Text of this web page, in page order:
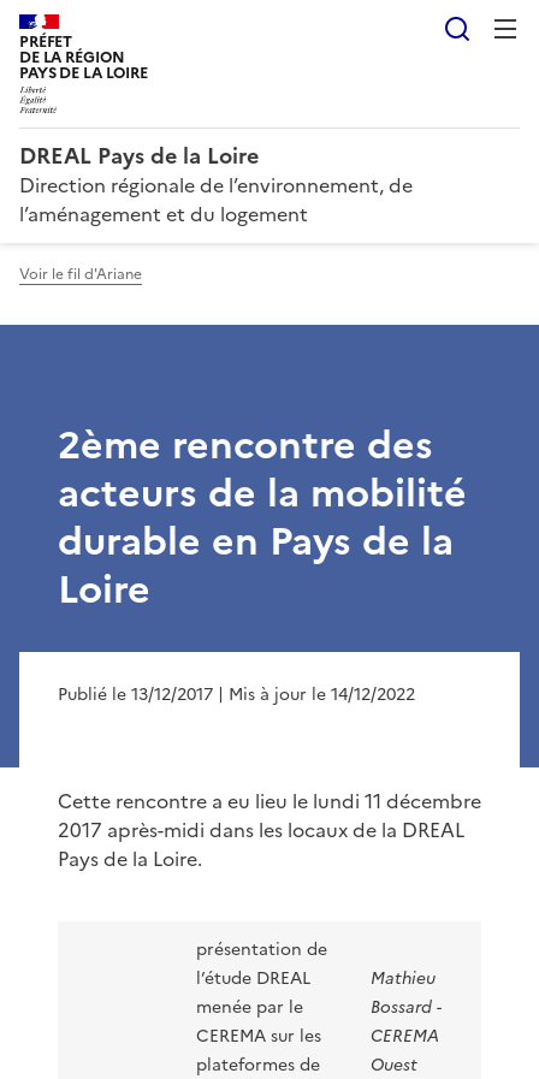
PRÉFET
DE LA RÉGION
PAYS DE LA LOIRE
DREAL Pays de la Loire
Direction régionale de l’environnement, de
l’aménagement et du logement
Voir le fil d'Ariane
2ème rencontre des
acteurs de la mobilité
durable en Pays de la
Loire
Publié le 13/12/2017 | Mis à jour le 14/12/2022
Cette rencontre a eu lieu le lundi 11 décembre
2017 après-midi dans les locaux de la DREAL
Pays de la Loire.
présentation de
l’étude DREAL
menée par le
CEREMA sur les
plateformes de
Mathieu
Bossard -
CEREMA
Ouest